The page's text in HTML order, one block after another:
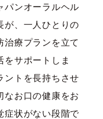
パンオーラルヘル
、一人ひとりの
治療プランを立て
をサポートしま
ントを長持ちさせ
なお口の健康をお
症状がない段階で